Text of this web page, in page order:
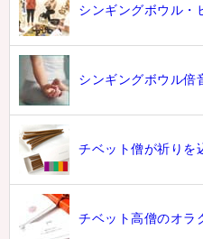
シンギングボウル・
シンギングボウル倍
チベット僧が祈りを
チベット高僧のオラ